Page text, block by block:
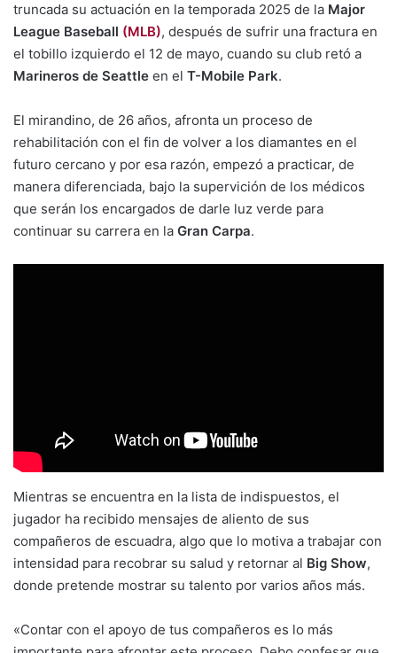
truncada su actuación en la temporada 2025 de la Major
League Baseball (MLB), después de sufrir una fractura en
el tobillo izquierdo el 12 de mayo, cuando su club retó a
Marineros de Seattle en el T-Mobile Park.
El mirandino, de 26 años, afronta un proceso de
rehabilitación con el fin de volver a los diamantes en el
futuro cercano y por esa razón, empezó a practicar, de
manera diferenciada, bajo la supervición de los médicos
que serán los encargados de darle luz verde para
continuar su carrera en la Gran Carpa.
Mientras se encuentra en la lista de indispuestos, el
jugador ha recibido mensajes de aliento de sus
compañeros de escuadra, algo que lo motiva a trabajar con
intensidad para recobrar su salud y retornar al Big Show,
donde pretende mostrar su talento por varios años más.
«Contar con el apoyo de tus compañeros es lo más